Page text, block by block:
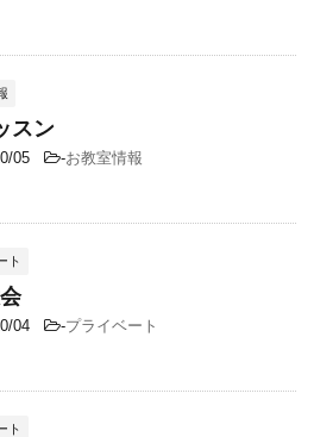
スン
05 -お教室情報
ト
04 -プライベート
ト